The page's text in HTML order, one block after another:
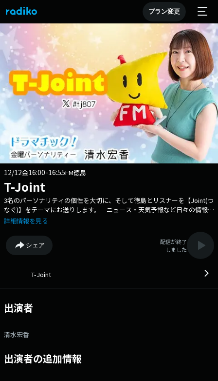
プラン変更
12/12金16:00-16:55FM徳島
T-Joint
3名のパーソナリティの個性を大切に、そして徳島とリスナーを【Joint(つ
なぐ)】をテーマにお送りします。 ニュース・天気予報など日々の情報は
もちろん、新旧洋邦の様々な音楽や情報で1日の締めくくりを彩りま
▽16:10〜 【 なんでもかんでも？１・２・３！ 】 あなたの身の回りの
様々な「１・２・３」を聞かせてください！ ▽16:40〜 【 T-Joint
WEEKEND MIX MEET 】 ミキサー鮎ズが、新旧洋邦問わずリスナーのあな
間MIXにしてお届けしているコーナー♪ 今週はどのアーティストとMEET
https://www.fm807.jp/m/r/tj/ Xハッシュタグは「#tj807」 Xアカウン
トは「@fm807」 facebookページは
詳細情報を見る
シェア
配信が終了
しました
T-Joint
出演者
清水宏香
出演者の追加情報